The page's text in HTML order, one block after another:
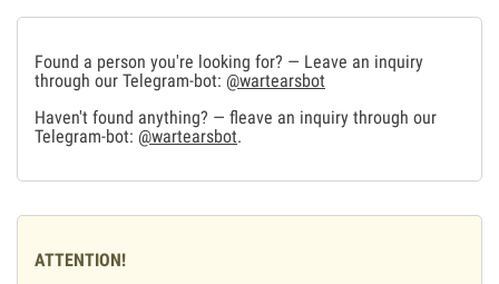
Found a person you're looking for? — Leave an inquiry
through our Telegram-bot: @wartearsbot
Haven't found anything? — fleave an inquiry through our
Telegram-bot: @wartearsbot.
ATTENTION!